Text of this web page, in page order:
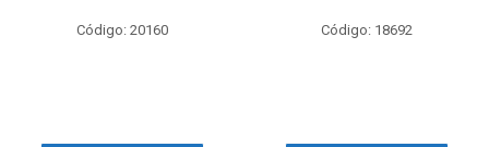
Código: 20160 Código: 18692